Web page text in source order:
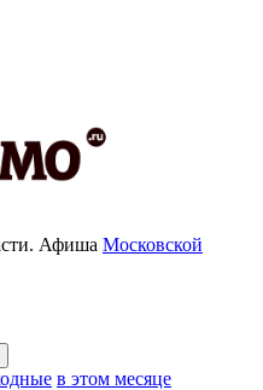
Афиша Московской
в этом месяце